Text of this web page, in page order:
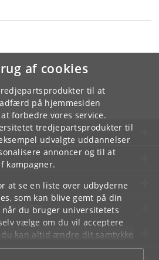
af cookies
til at
på hjemmesiden
forbedre vores service.
tredjepartsprodukter til
udvalgte uddannelser
annoncer og til at
kampagner.
at se en liste over udbyderne
som kan blive gemt på din
du bruger universitetets
vælge om du vil acceptere
du kan altid ændre dit samtykke
som du finder i
ANSATTE